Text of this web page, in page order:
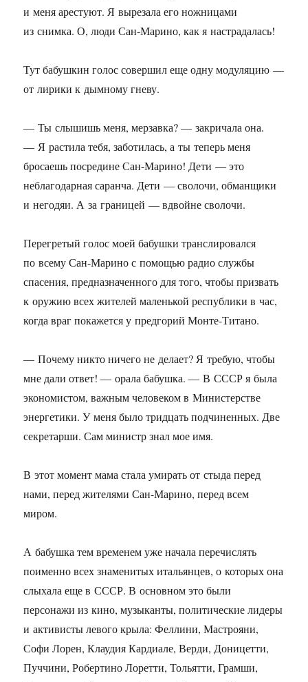
и меня арестуют. Я вырезала его ножницами
из снимка. О, люди Сан-Марино, как я настрадалась!
Тут бабушкин голос совершил еще одну модуляцию —
от лирики к дымному гневу.
— Ты слышишь меня, мерзавка? — закричала она.
— Я растила тебя, заботилась, а ты теперь меня
бросаешь посредине Сан-Марино! Дети — это
неблагодарная саранча. Дети — сволочи, обманщики
и негодяи. А за границей — вдвойне сволочи.
Перегретый голос моей бабушки транслировался
по всему Сан-Марино с помощью радио службы
спасения, предназначенного для того, чтобы призвать
к оружию всех жителей маленькой республики в час,
когда враг покажется у предгорий Монте-Титано.
— Почему никто ничего не делает? Я требую, чтобы
мне дали ответ! — орала бабушка. — В СССР я была
экономистом, важным человеком в Министерстве
энергетики. У меня было тридцать подчиненных. Две
секретарши. Сам министр знал мое имя.
В этот момент мама стала умирать от стыда перед
нами, перед жителями Сан-Марино, перед всем
миром.
А бабушка тем временем уже начала перечислять
поименно всех знаменитых итальянцев, о которых она
слыхала еще в СССР. В основном это были
персонажи из кино, музыканты, политические лидеры
и активисты левого крыла: Феллини, Мастрояни,
Софи Лорен, Клаудия Кардиале, Верди, Доницетти,
Пуччини, Робертино Лоретти, Тольятти, Грамши,